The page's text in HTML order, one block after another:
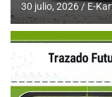
30 julio, 2026 E-